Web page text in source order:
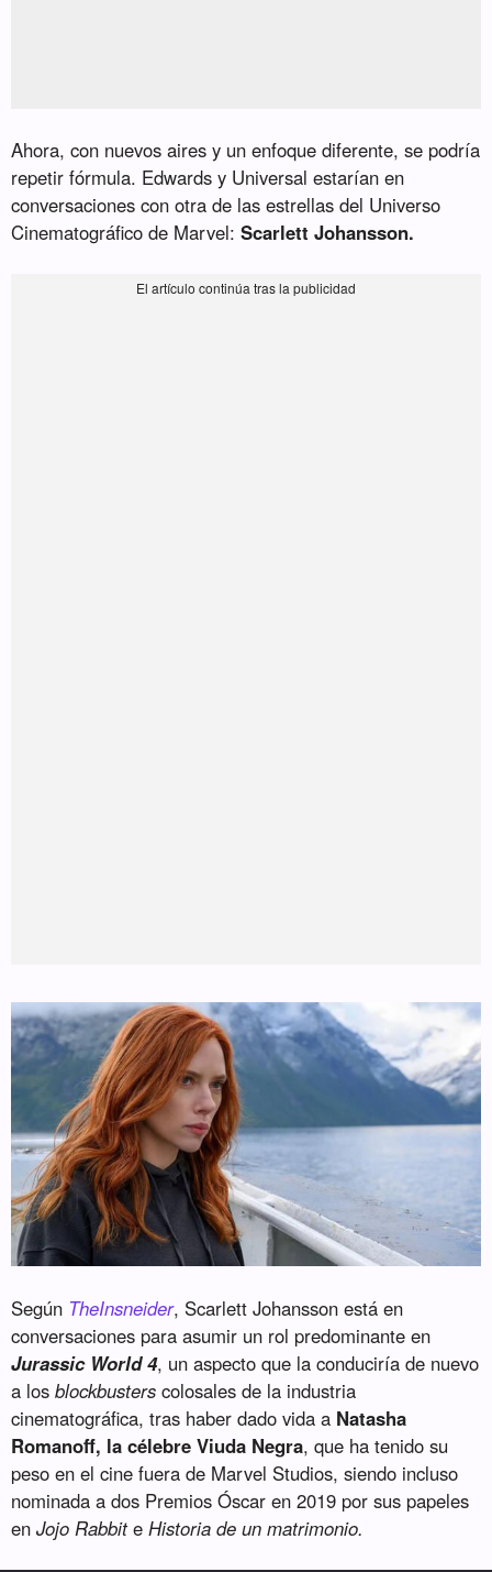
Ahora, con nuevos aires y un enfoque diferente, se podría
repetir fórmula. Edwards y Universal estarían en
conversaciones con otra de las estrellas del Universo
Cinematográfico de Marvel:Scarlett Johansson.
Según TheInsneider, Scarlett Johansson está en
conversaciones para asumir un rol predominante en
Jurassic World 4, un aspecto que la conduciría de nuevo
a losblockbusters colosales de la industria
cinematográfica, tras haber dado vida a Natasha
Romanoff, la célebre Viuda Negra, que ha tenido su
peso en el cine fuera de Marvel Studios, siendo incluso
nominada a dos Premios Óscar en 2019 por sus papeles
enJojo RabbiteHistoria de un matrimonio.